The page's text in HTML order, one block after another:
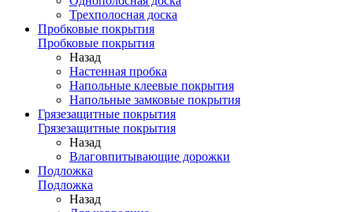
Трехполосная доска
Пробковые покрытия
Пробковые покрытия
Назад
Настенная пробка
Напольные клеевые покрытия
Напольные замковые покрытия
Грязезащитные покрытия
Грязезащитные покрытия
Назад
Влаговпитывающие дорожки
Подложка
Подложка
Назад